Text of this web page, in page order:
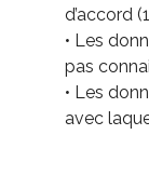
d’accord
• Les
pas
• Les
avec